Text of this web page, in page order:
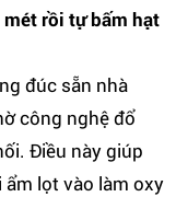
rồi tự bấm hạt
đúc sẵn nhà
công nghệ đổ
Điều này giúp
lọt vào làm oxy